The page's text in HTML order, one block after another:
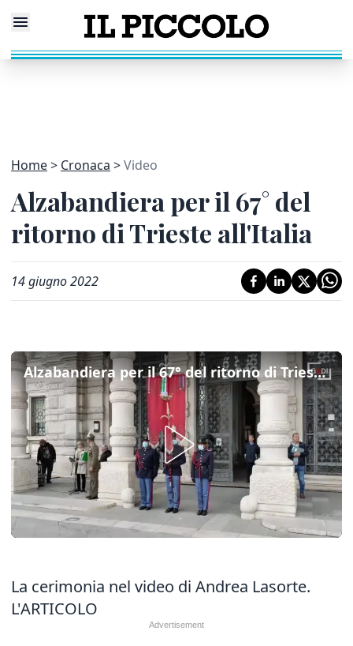
Home Cronaca Video
Alzabandiera per il 67° del
ritorno di Trieste all'Italia
14 giugno 2022
Alzabandiera per il 67° del ritorno di Trieste all'Italia
La cerimonia nel video di Andrea Lasorte.
L'ARTICOLO